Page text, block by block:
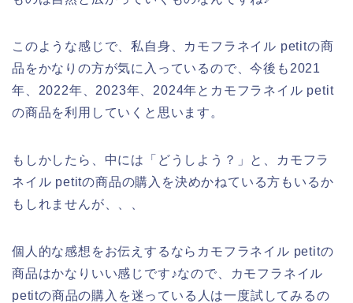
このような感じで、私自身、カモフラネイル petitの商
品をかなりの方が気に入っているので、今後も2021
年、2022年、2023年、2024年とカモフラネイル petit
の商品を利用していくと思います。
もしかしたら、中には「どうしよう？」と、カモフラ
ネイル petitの商品の購入を決めかねている方もいるか
もしれませんが、、、
個人的な感想をお伝えするならカモフラネイル petitの
商品はかなりいい感じです♪なので、カモフラネイル
petitの商品の購入を迷っている人は一度試してみるの